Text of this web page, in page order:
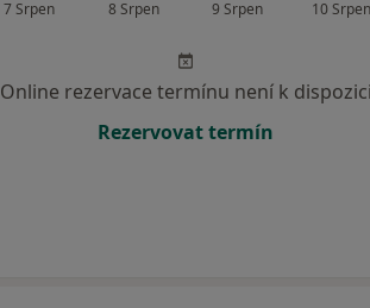
7 Srpen 8 Srpen 9 Srpen 10 Srpen
Online rezervace termínu není k dispozici
Rezervovat termín